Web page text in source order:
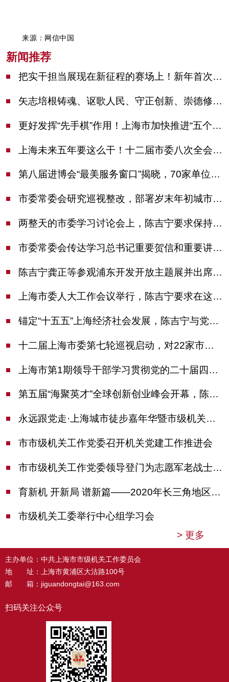
来源：网信中国
新闻推荐
把实干担当展现在新征程的赛场上！新年首次市委季度工作会议举行，陈吉宁作工作点评
矢志培根铸魂、讴歌人民、守正创新、崇德修身！这场座谈会上，陈吉宁对全市文化战线提出期望
更好发挥“先手棋”作用！上海市加快推进“五个中心”建设领导小组会议举行
上海未来五年要这么干！十二届市委八次全会审议通过上海“十五五”规划建议
第八届进博会“最美服务窗口”揭晓，70家单位诠释“上海服务”温度
市委常委会研究巡视整改，部署岁末年初城市安全工作
两整天的市委学习讨论会上，陈吉宁要求保持战略定力始终坚定信心善于科学应对
市委常委会传达学习总书记重要贺信和重要讲话精神，研究党建引领物业治理等工作
陈吉宁龚正等参观浦东开发开放主题展并出席座谈会
上海市委人大工作会议举行，陈吉宁要求在这些方面更加奋发有为
锚定“十五五”上海经济社会发展，陈吉宁与党外人士专题协商座谈
十二届上海市委第七轮巡视启动，对22家市管单位开展常规巡视
上海市第1期领导干部学习贯彻党的二十届四中全会精神专题研讨班开班，陈吉宁作专题报告
第五届“海聚英才”全球创新创业峰会开幕，陈吉宁出席并启动新一届大赛
永远跟党走·上海城市徒步嘉年华暨市级机关运动会开幕
市市级机关工作党委召开机关党建工作推进会
市市级机关工作党委领导登门为志愿军老战士佩戴纪念章
育新机 开新局 谱新篇——2020年长三角地区机关党建工作研讨会在南京召开
市级机关工委举行中心组学习会
> 更多